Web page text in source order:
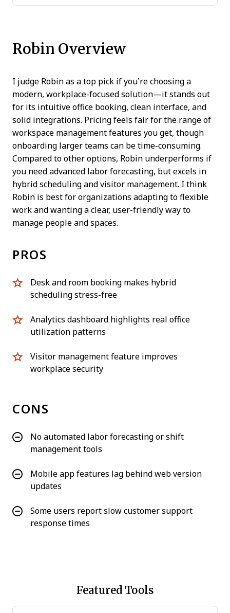
Robin Overview
I judge Robin as a top pick if you’re choosing a
modern, workplace-focused solution—it stands out
for its intuitive office booking, clean interface, and
solid integrations. Pricing feels fair for the range of
workspace management features you get, though
onboarding larger teams can be time-consuming.
Compared to other options, Robin underperforms if
you need advanced labor forecasting, but excels in
hybrid scheduling and visitor management. I think
Robin is best for organizations adapting to flexible
work and wanting a clear, user-friendly way to
manage people and spaces.
PROS
Desk and room booking makes hybrid
scheduling stress-free
Analytics dashboard highlights real office
utilization patterns
Visitor management feature improves
workplace security
CONS
No automated labor forecasting or shift
management tools
Mobile app features lag behind web version
updates
Some users report slow customer support
response times
Featured Tools